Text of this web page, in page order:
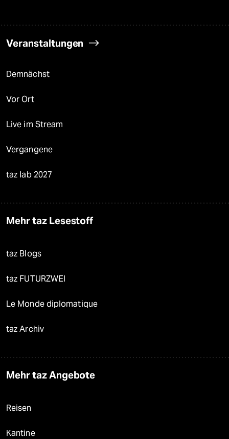
Veranstaltungen
Demnächst
Vor Ort
Live im Stream
Vergangene
taz lab 2027
Mehr taz Lesestoff
taz Blogs
taz FUTURZWEI
Le Monde diplomatique
taz Archiv
Mehr taz Angebote
Reisen
Kantine